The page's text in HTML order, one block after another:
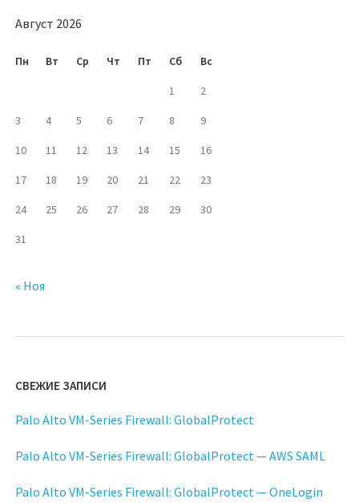
Август 2026
Пн Вт Ср Чт Пт Сб Вс
1 2
3 4 5 6 7 8 9
10 11 12 13 14 15 16
17 18 19 20 21 22 23
24 25 26 27 28 29 30
31
« Ноя
СВЕЖИЕ ЗАПИСИ
Palo Alto VM-Series Firewall: GlobalProtect
Palo Alto VM-Series Firewall: GlobalProtect — AWS SAML
Palo Alto VM-Series Firewall: GlobalProtect — OneLogin